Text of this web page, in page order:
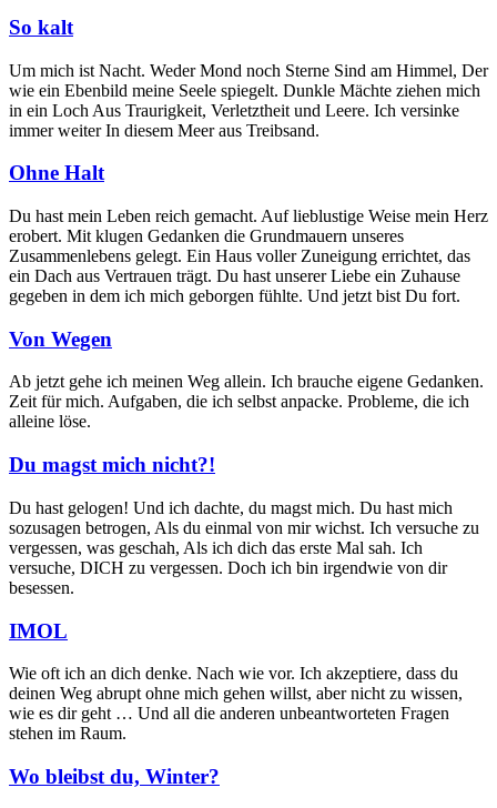
So kalt
Um mich ist Nacht. Weder Mond noch Sterne Sind am Himmel, Der
wie ein Ebenbild meine Seele spiegelt. Dunkle Mächte ziehen mich
in ein Loch Aus Traurigkeit, Verletztheit und Leere. Ich versinke
immer weiter In diesem Meer aus Treibsand.
Ohne Halt
Du hast mein Leben reich gemacht. Auf lieblustige Weise mein Herz
erobert. Mit klugen Gedanken die Grundmauern unseres
Zusammenlebens gelegt. Ein Haus voller Zuneigung errichtet, das
ein Dach aus Vertrauen trägt. Du hast unserer Liebe ein Zuhause
gegeben in dem ich mich geborgen fühlte. Und jetzt bist Du fort.
Von Wegen
Ab jetzt gehe ich meinen Weg allein. Ich brauche eigene Gedanken.
Zeit für mich. Aufgaben, die ich selbst anpacke. Probleme, die ich
alleine löse.
Du magst mich nicht?!
Du hast gelogen! Und ich dachte, du magst mich. Du hast mich
sozusagen betrogen, Als du einmal von mir wichst. Ich versuche zu
vergessen, was geschah, Als ich dich das erste Mal sah. Ich
versuche, DICH zu vergessen. Doch ich bin irgendwie von dir
besessen.
IMOL
Wie oft ich an dich denke. Nach wie vor. Ich akzeptiere, dass du
deinen Weg abrupt ohne mich gehen willst, aber nicht zu wissen,
wie es dir geht … Und all die anderen unbeantworteten Fragen
stehen im Raum.
Wo bleibst du, Winter?